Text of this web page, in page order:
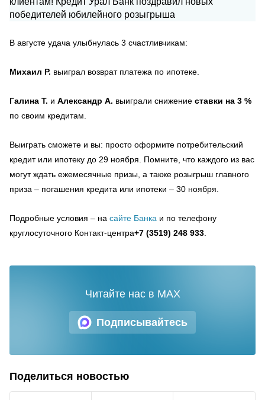
В августе удача улыбнулась 3 счастливчикам:
Михаил Р. выиграл возврат платежа по ипотеке.
Галина Т. и Александр А. выиграли снижение ставки на 3 %
по своим кредитам.
Выиграть сможете и вы: просто оформите потребительский
кредит или ипотеку до 29 ноября. Помните, что каждого из вас
могут ждать ежемесячные призы, а также розыгрыш главного
приза – погашения кредита или ипотеки – 30 ноября.
Подробные условия – на сайте Банка и по телефону
круглосуточного Контакт-центра+7 (3519) 248 933
Подписывайтесь
Читайте нас в MAX
Поделиться новостью